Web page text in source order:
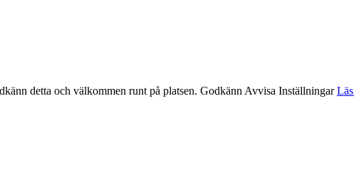
detta och välkommen runt på platsen. Godkänn Avvisa Inställningar